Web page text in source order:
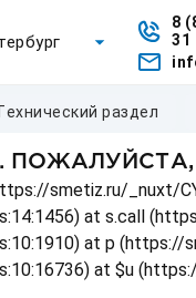
8
31
технический раздел
smetiz.ru/_nuxt/
at s.call
at p (https://
at $u